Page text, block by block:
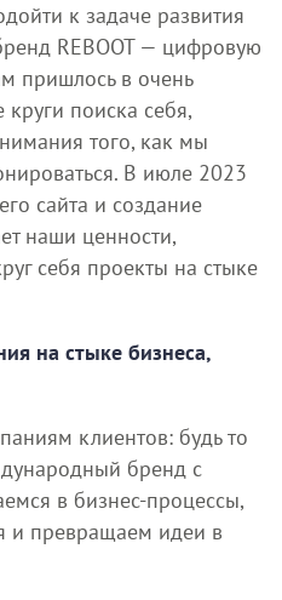
к задаче развития
REBOOT — цифровую
пришлось в очень
поиска себя,
того, как мы
В июле 2023
сайта и создание
наши ценности,
себя проекты на стыке
на стыке бизнеса,
клиентов: будь то
бренд с
в бизнес-процессы,
и превращаем идеи в